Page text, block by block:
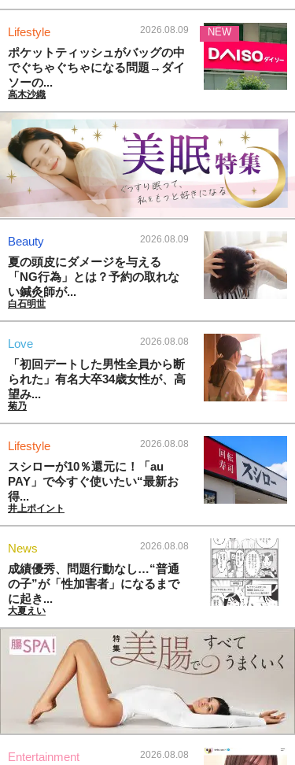
Lifestyle 2026.08.09
ポケットティッシュがバッグの中
でぐちゃぐちゃになる問題→ダイ
ソーの...
高木沙織
NEW
Beauty 2026.08.09
夏の頭皮にダメージを与える
「NG行為」とは？予約の取れな
い鍼灸師が...
白石明世
Love 2026.08.08
「初回デートした男性全員から断
られた」有名大卒34歳女性が、高
望み...
菊乃
Lifestyle 2026.08.08
スシローが10％還元に！「au
PAY」で今すぐ使いたい“最新お
得...
井上ポイント
News 2026.08.08
成績優秀、問題行動なし…“普通
の子”が「性加害者」になるまで
に起き...
大夏えい
Entertainment 2026.08.08